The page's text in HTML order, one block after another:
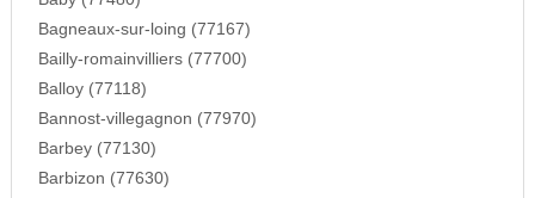
Bagneaux-sur-loing (77167)
Bailly-romainvilliers (77700)
Balloy (77118)
Bannost-villegagnon (77970)
Barbey (77130)
Barbizon (77630)